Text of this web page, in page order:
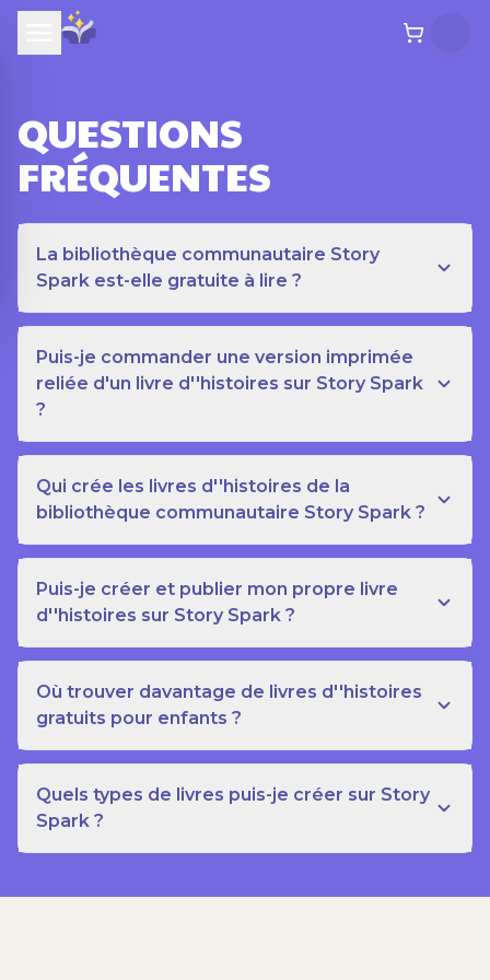
QUESTIONS
FRÉQUENTES
La bibliothèque communautaire Story
Spark est-elle gratuite à lire ?
Puis-je commander une version imprimée
reliée d'un livre d''histoires sur Story Spark
?
Qui crée les livres d''histoires de la
bibliothèque communautaire Story Spark ?
Puis-je créer et publier mon propre livre
d''histoires sur Story Spark ?
Où trouver davantage de livres d''histoires
gratuits pour enfants ?
Quels types de livres puis-je créer sur Story
Spark ?